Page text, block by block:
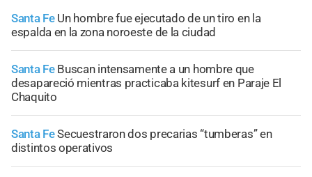
Santa Fe Un hombre fue ejecutado de un tiro en la
espalda en la zona noroeste de la ciudad
Santa Fe Buscan intensamente a un hombre que
desapareció mientras practicaba kitesurf en Paraje El
Chaquito
Santa FeSecuestraron dos precarias “tumberas” en
distintos operativos